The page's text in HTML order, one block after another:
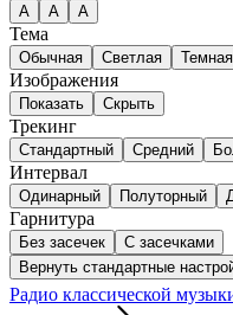
А A A
Тема
Обычная Светлая Темная
Изображения
Показать Скрыть
Трекинг
Стандартный Средний
Интервал
Одинарный Полуторный
Гарнитура
Без засечек
С засечками
Вернуть стандартные
Радио классической